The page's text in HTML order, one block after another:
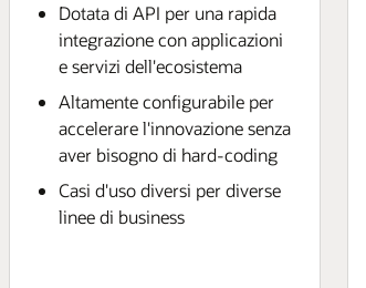
Dotata di API per una rapida
integrazione con applicazioni
e servizi dell'ecosistema
Altamente configurabile per
accelerare l'innovazione senza
aver bisogno di hard-coding
Casi d'uso diversi per diverse
linee di business